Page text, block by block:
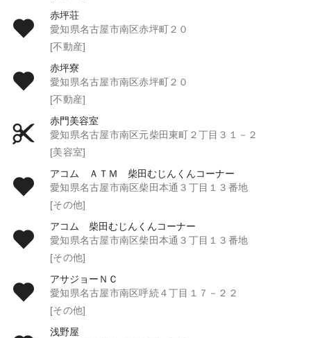
赤坪荘
愛知県名古屋市南区赤坪町２０
[不動産]
赤坪寮
愛知県名古屋市南区赤坪町２０
[不動産]
赤門美容室
愛知県名古屋市南区元柴田東町２丁目３１－２
[美容室]
アコム ＡＴＭ 柴田むじんくんコーナー
愛知県名古屋市南区柴田本通３丁目１３番地
[その他]
アコム 柴田むじんくんコーナー
愛知県名古屋市南区柴田本通３丁目１３番地
[その他]
アサジョーＮＣ
愛知県名古屋市南区呼続４丁目１７－２２
[その他]
浅野屋